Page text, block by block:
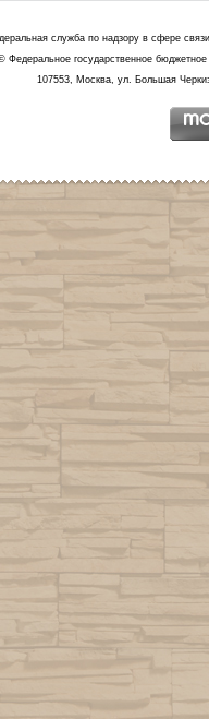
служба по надзору в сфере
Федеральное государственное
107553, Москва, ул. Большая